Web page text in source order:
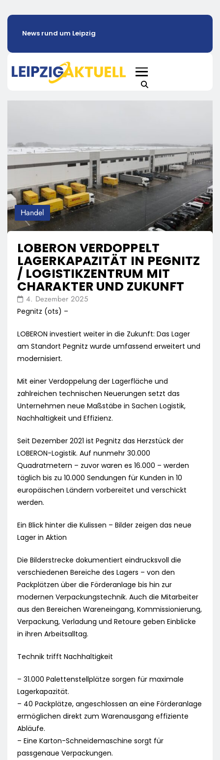
News rund um Leipzig
Handel
LOBERON VERDOPPELT
LAGERKAPAZITÄT IN PEGNITZ
/ LOGISTIKZENTRUM MIT
CHARAKTER UND ZUKUNFT
4. Dezember 2025
Pegnitz (ots) –
LOBERON investiert weiter in die Zukunft: Das Lager
am Standort Pegnitz wurde umfassend erweitert und
modernisiert.
Mit einer Verdoppelung der Lagerfläche und
zahlreichen technischen Neuerungen setzt das
Unternehmen neue Maßstäbe in Sachen Logistik,
Nachhaltigkeit und Effizienz.
Seit Dezember 2021 ist Pegnitz das Herzstück der
LOBERON-Logistik. Auf nunmehr 30.000
Quadratmetern – zuvor waren es 16.000 – werden
täglich bis zu 10.000 Sendungen für Kunden in 10
europäischen Ländern vorbereitet und verschickt
werden.
Ein Blick hinter die Kulissen – Bilder zeigen das neue
Lager in Aktion
Die Bilderstrecke dokumentiert eindrucksvoll die
verschiedenen Bereiche des Lagers – von den
Packplätzen über die Förderanlage bis hin zur
modernen Verpackungstechnik. Auch die Mitarbeiter
aus den Bereichen Wareneingang, Kommissionierung,
Verpackung, Verladung und Retoure geben Einblicke
in ihren Arbeitsalltag.
Technik trifft Nachhaltigkeit
– 31.000 Palettenstellplätze sorgen für maximale
Lagerkapazität.
– 40 Packplätze, angeschlossen an eine Förderanlage
ermöglichen direkt zum Warenausgang effiziente
Abläufe.
– Eine Karton-Schneidemaschine sorgt für
passgenaue Verpackungen.